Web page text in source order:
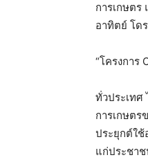
การเกษตร
อาทิตย์ โด
“โครงการ
ทั่วประเท
การเกษตร
ประยุกต์ใช้
แก่ประชาช